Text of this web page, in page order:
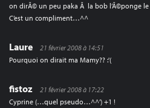
on dirÃ© un peu paka Ã la bob l’Ã©ponge
C’est un compliment…^^
Laure
21 février 2008 à 14:51
Pourquoi on dirait ma Mamy?? :'(
fistoz
21 février 2008 à 17:22
Cyprine (…quel pseudo…^^’) +1 !